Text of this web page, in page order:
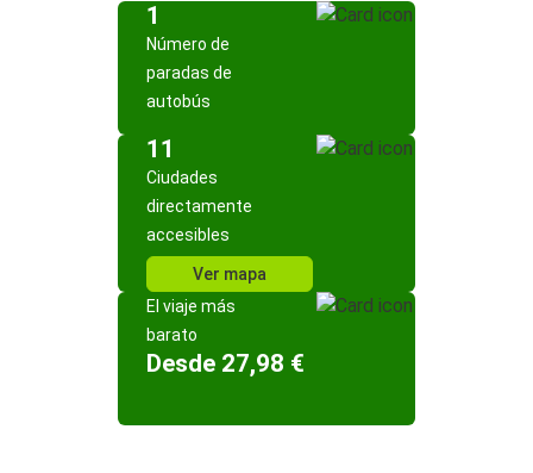
1
Número de
paradas de
autobús
11
Ciudades
directamente
accesibles
Ver mapa
El viaje más
barato
Desde 27,98 €